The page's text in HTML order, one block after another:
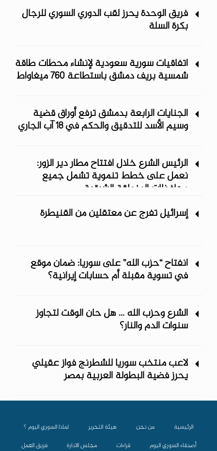
فريق الوحدة يحرز لقب الدوري السوري للرجال
بكرة السلة
اتفاقيات سورية سعودية لإنشاء محطات طاقة
شمسية ‏بريف دمشق باستطاعة 760 ميغاواط
الجنايات الرابعة بدمشق ترفع أوراق قضية
وسيم الأسد للتدقيق والحكم في 18 آب الجاري
الرئيس الشرع خلال افتتاح مطار دير الزور:
نعمل على خطط تنموية تشمل جميع
محافظات المنطقة الشرقية
إسرائيل تفرج عن معتقلين من القنيطرة
انفتاح “حزب الله” على سوريا: ضمان موقع
في تسوية مقبلة أم حسابات إيرانية؟
الشرع وحزب الله ... هل حان الوقت لتجاوز
سنوات الدم والنار؟
لاعب منتخب سوريا للشطرنج فواز عقيلي
يحرز فضية البطولة العربية بمصر
الرئيسية من نحن هيئة التحرير
لماذا السوري اليوم ؟
أصدقاء السوري اليوم
قراءات مجلس الادارة فريق العمل